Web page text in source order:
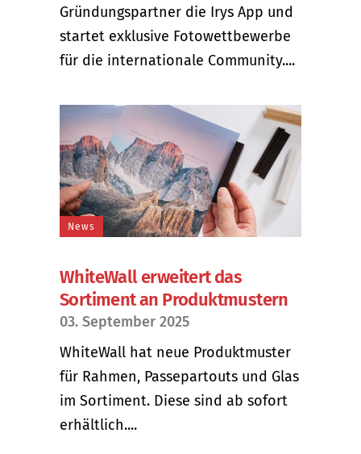
Gründungspartner die Irys App und
startet exklusive Fotowettbewerbe
für die internationale Community....
News
WhiteWall erweitert das
Sortiment an Produktmustern
03. September 2025
WhiteWall hat neue Produktmuster
für Rahmen, Passepartouts und Glas
im Sortiment. Diese sind ab sofort
erhältlich....